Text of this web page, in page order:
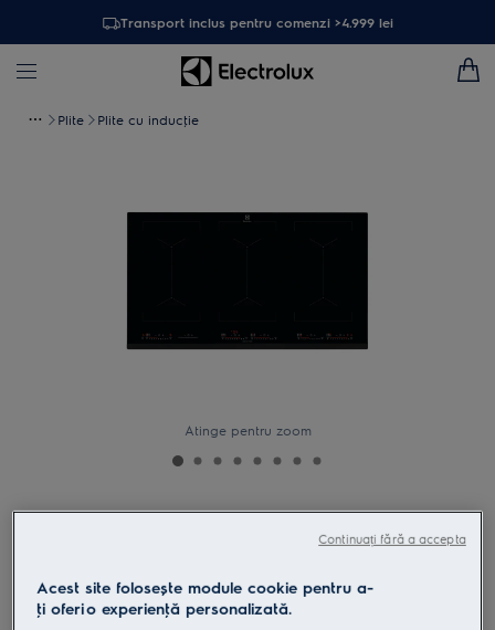
Transport inclus pentru comenzi >4.999 lei
Plite Plite cu inducţie
Atinge pentru zoom
EIV9467
Plita cu inductie 600 Bridge 90 cm
Negru
0 (0)
Acest site folosește module cookie pentru a-
ţi oferi o experienţă personalizată.
Continuați fără a accepta